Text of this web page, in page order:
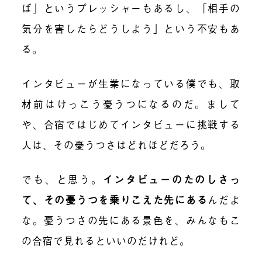
ば」というプレッシャーもあるし、「相手の
気分を害したらどうしよう」という不安もあ
る。
インタビューが生業になっている僕でも、取
材前はけっこう憂うつになるのだ。まして
や、合宿ではじめてインタビューに挑戦する
人は、その憂うつさはどれほどだろう。
でも、と思う。 インタビューのたのしさっ
て、その憂うつを乗りこえた先にある んだよ
な。憂うつさの先にある景色を、みんなもこ
の合宿で見れるといいのだけれど。